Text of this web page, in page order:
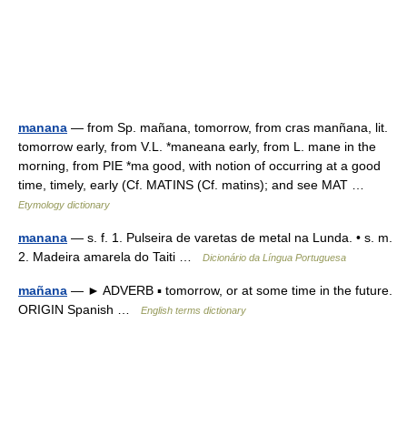
manana — from Sp. mañana, tomorrow, from cras manñana, lit.
tomorrow early, from V.L. *maneana early, from L. mane in the
morning, from PIE *ma good, with notion of occurring at a good
time, timely, early (Cf. MATINS (Cf. matins); and see MAT …
Etymology dictionary
manana — s. f. 1. Pulseira de varetas de metal na Lunda. • s. m.
2. Madeira amarela do Taiti …
Dicionário da Língua Portuguesa
mañana — ► ADVERB ▪ tomorrow, or at some time in the future.
ORIGIN Spanish …
English terms dictionary